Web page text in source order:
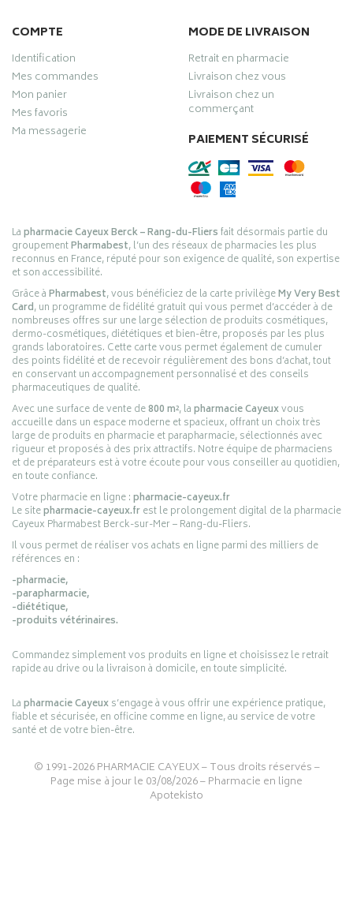
COMPTE
Identification
Mes commandes
Mon panier
Mes favoris
Ma messagerie
MODE DE LIVRAISON
Retrait en pharmacie
Livraison chez vous
Livraison chez un
commerçant
PAIEMENT SÉCURISÉ
Lapharmacie Cayeux Berck – Rang-du-Fliersfait désormais partie du
groupementPharmabest, l’un des réseaux de pharmacies les plus
reconnus en France, réputé pour son exigence de qualité, son expertise
et son accessibilité.
Grâce àPharmabest, vous bénéficiez de la carte privilègeMy Very Best
Card, un programme de fidélité gratuit qui vous permet d’accéder à de
nombreuses offres sur une large sélection de produits cosmétiques,
dermo-cosmétiques, diététiques et bien-être, proposés par les plus
grands laboratoires. Cette carte vous permet également de cumuler
des points fidélité et de recevoir régulièrement des bons d’achat, tout
en conservant un accompagnement personnalisé et des conseils
pharmaceutiques de qualité.
Avec une surface de vente de800 m², lapharmacie Cayeuxvous
accueille dans un espace moderne et spacieux, offrant un choix très
large de produits en pharmacie et parapharmacie, sélectionnés avec
rigueur et proposés à des prix attractifs. Notre équipe de pharmaciens
et de préparateurs est à votre écoute pour vous conseiller au quotidien,
en toute confiance.
Votre pharmacie en ligne :pharmacie-cayeux.fr
Le sitepharmacie-cayeux.frest le prolongement digital de la pharmacie
Cayeux Pharmabest Berck-sur-Mer – Rang-du-Fliers.
Il vous permet de réaliser vos achats en ligne parmi des milliers de
références en :
-pharmacie,
-parapharmacie,
-diététique,
-produits vétérinaires.
Commandez simplement vos produits en ligne et choisissez le retrait
rapide au drive ou la livraison à domicile, en toute simplicité.
Lapharmacie Cayeuxs’engage à vous offrir une expérience pratique,
fiable et sécurisée, en officine comme en ligne, au service de votre
santé et de votre bien-être.
© 1991-2026PHARMACIE CAYEUX– Tous droits réservés –
Page mise à jour le 03/08/2026 –Pharmacie en ligne
Apotekisto